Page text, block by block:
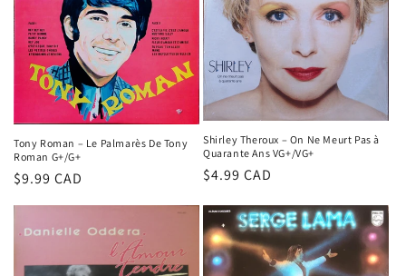
Tony Roman – Le Palmarès De Tony
Roman G+/G+
Prix
$9.99 CAD
Shirley Theroux – On Ne Meurt Pas à
Quarante Ans VG+/VG+
Prix
$4.99 CAD